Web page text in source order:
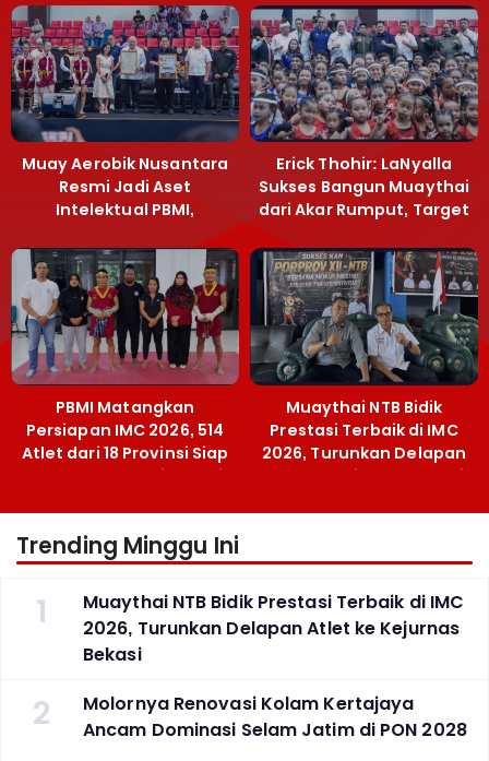
Muay Aerobik Nusantara
Resmi Jadi Aset
Intelektual PBMI,
Terobosan Bangun
Grassroots
Erick Thohir: LaNyalla
Sukses Bangun Muaythai
dari Akar Rumput, Target
PBMI Matangkan
Persiapan IMC 2026, 514
Atlet dari 18 Provinsi Siap
Berlaga Besok di Bekasi
Muaythai NTB Bidik
Prestasi Terbaik di IMC
2026, Turunkan Delapan
Atlet ke Kejurnas Bekasi
Trending Minggu Ini
1
Muaythai NTB Bidik Prestasi Terbaik di IMC
2026, Turunkan Delapan Atlet ke Kejurnas
Bekasi
2
Molornya Renovasi Kolam Kertajaya
Ancam Dominasi Selam Jatim di PON 2028